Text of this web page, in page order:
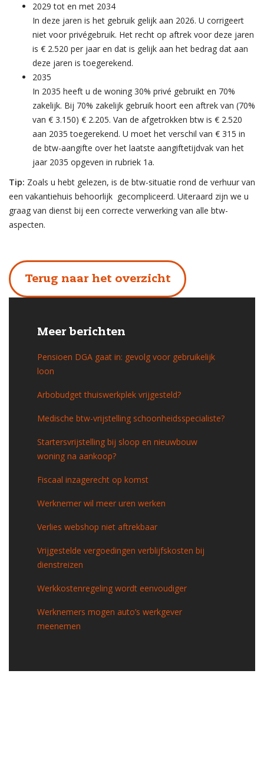
2029 tot en met 2034
In deze jaren is het gebruik gelijk aan 2026. U corrigeert
niet voor privégebruik. Het recht op aftrek voor deze jaren
is € 2.520 per jaar en dat is gelijk aan het bedrag dat aan
deze jaren is toegerekend.
2035
In 2035 heeft u de woning 30% privé gebruikt en 70%
zakelijk. Bij 70% zakelijk gebruik hoort een aftrek van (70%
van € 3.150) € 2.205. Van de afgetrokken btw is € 2.520
aan 2035 toegerekend. U moet het verschil van € 315 in
de btw-aangifte over het laatste aangiftetijdvak van het
jaar 2035 opgeven in rubriek 1a.
Tip: Zoals u hebt gelezen, is de btw-situatie rond de verhuur van
een vakantiehuis behoorlijk gecompliceerd. Uiteraard zijn we u
graag van dienst bij een correcte verwerking van alle btw-
aspecten.
Terug naar het overzicht
Meer berichten
Pensioen DGA gaat in: gevolg voor gebruikelijk
loon
Arbobudget thuiswerkplek vrijgesteld?
Medische btw-vrijstelling schoonheidsspecialiste?
Startersvrijstelling bij sloop en nieuwbouw
woning na aankoop?
Fiscaal inzagerecht op komst
Werknemer wil meer uren werken
Verlies webshop niet aftrekbaar
Vrijgestelde vergoedingen verblijfskosten bij
dienstreizen
Werkkostenregeling wordt eenvoudiger
Werknemers mogen auto’s werkgever
meenemen